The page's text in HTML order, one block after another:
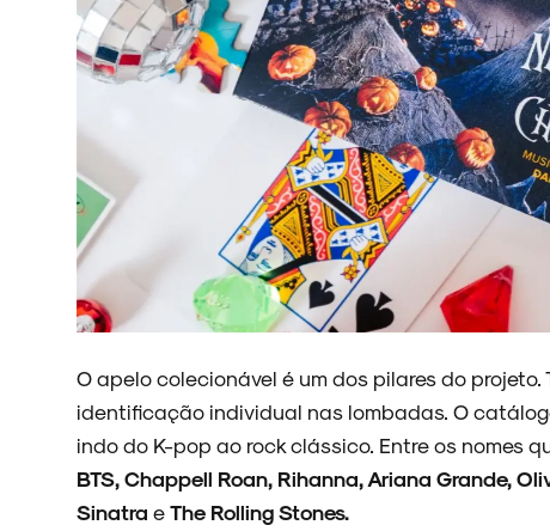
NOVIDADES
NOIZE RECORD CLUB
O apelo colecionável é um dos pilares do
identificação individual nas lombadas. O
indo do K-pop ao rock clássico. Entre os nomes
BTS, Chappell Roan, Rihanna, Ariana Grande,
Sinatra eThe Rolling Stones.